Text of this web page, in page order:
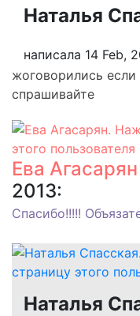
Наталья
написала 14 Feb,
жоговорились
спрашивайте
Ева Агасарян
2013:
Спасибо!!!!!
Наталья